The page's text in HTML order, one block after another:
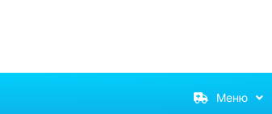
Меню